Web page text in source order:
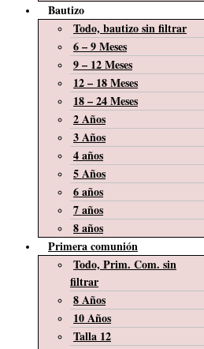
Bautizo
Todo, bautizo sin filtrar
6 – 9 Meses
9 – 12 Meses
12 – 18 Meses
18 – 24 Meses
2 Años
3 Años
4 años
5 Años
6 años
7 años
8 años
Primera comunión
Todo, Prim. Com. sin
filtrar
8 Años
10 Años
Talla 12